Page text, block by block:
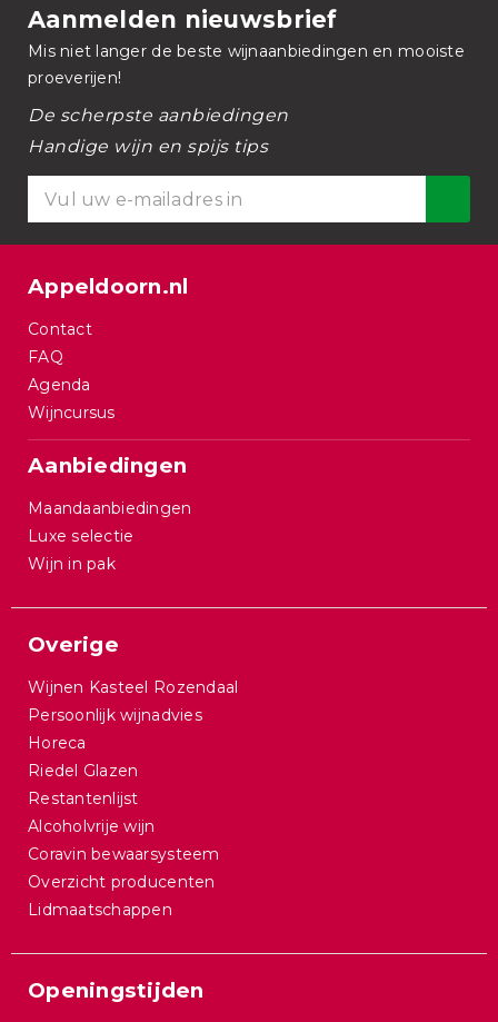
Aanmelden nieuwsbrief
Mis niet langer de beste wijnaanbiedingen en mooiste
proeverijen!
De scherpste aanbiedingen
Handige wijn en spijs tips
Appeldoorn.nl
Contact
FAQ
Agenda
Wijncursus
Aanbiedingen
Maandaanbiedingen
Luxe selectie
Wijn in pak
Overige
Wijnen Kasteel Rozendaal
Persoonlijk wijnadvies
Horeca
Riedel Glazen
Restantenlijst
Alcoholvrije wijn
Coravin bewaarsysteem
Overzicht producenten
Lidmaatschappen
Openingstijden